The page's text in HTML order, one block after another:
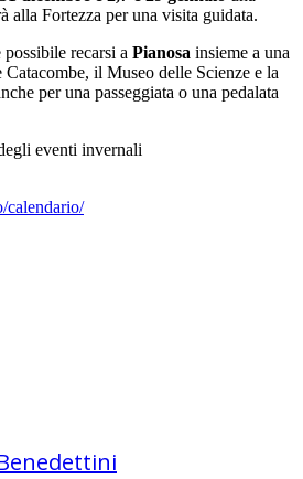
alla Fortezza per una visita guidata.
recarsi a Pianosa insieme a una
il Museo delle Scienze e la
per una passeggiata o una pedalata
eventi invernali
calendario/